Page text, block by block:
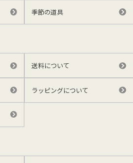
季節の道具
送料について
ラッピングについて